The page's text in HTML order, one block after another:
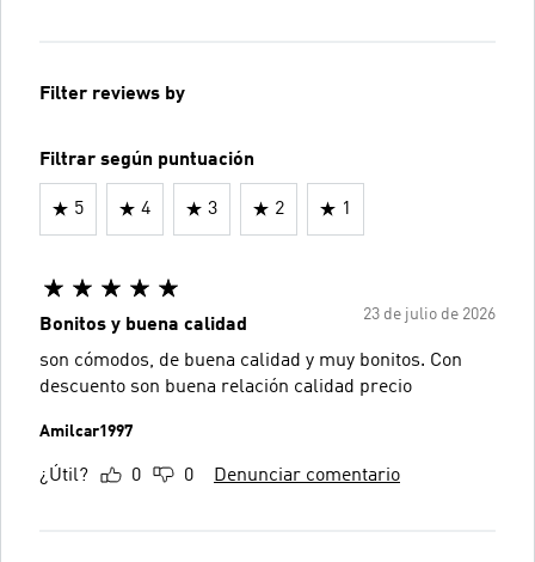
Filter reviews by
Filtrar según puntuación
5 4 3 2 1
23 de julio de 2026
Bonitos y buena calidad
son cómodos, de buena calidad y muy bonitos. Con
descuento son buena relación calidad precio
Amilcar1997
¿Útil? 0 0 Denunciar comentario